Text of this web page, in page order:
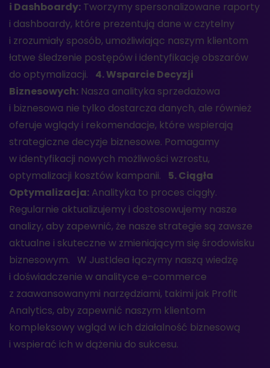
i Dashboardy: Tworzymy spersonalizowane raporty
i dashboardy, które prezentują dane w czytelny
i zrozumiały sposób, umożliwiając naszym klientom
łatwe śledzenie postępów i identyfikację obszarów
do optymalizacji. 4. Wsparcie Decyzji
Biznesowych: Nasza analityka sprzedażowa
i biznesowa nie tylko dostarcza danych, ale również
oferuje wglądy i rekomendacje, które wspierają
strategiczne decyzje biznesowe. Pomagamy
w identyfikacji nowych możliwości wzrostu,
optymalizacji kosztów kampanii. 5. Ciągła
Optymalizacja: Analityka to proces ciągły.
Regularnie aktualizujemy i dostosowujemy nasze
analizy, aby zapewnić, że nasze strategie są zawsze
aktualne i skuteczne w zmieniającym się środowisku
biznesowym. W JustIdea łączymy naszą wiedzę
i doświadczenie w analityce e-commerce
z zaawansowanymi narzędziami, takimi jak Profit
Analytics, aby zapewnić naszym klientom
kompleksowy wgląd w ich działalność biznesową
i wspierać ich w dążeniu do sukcesu.